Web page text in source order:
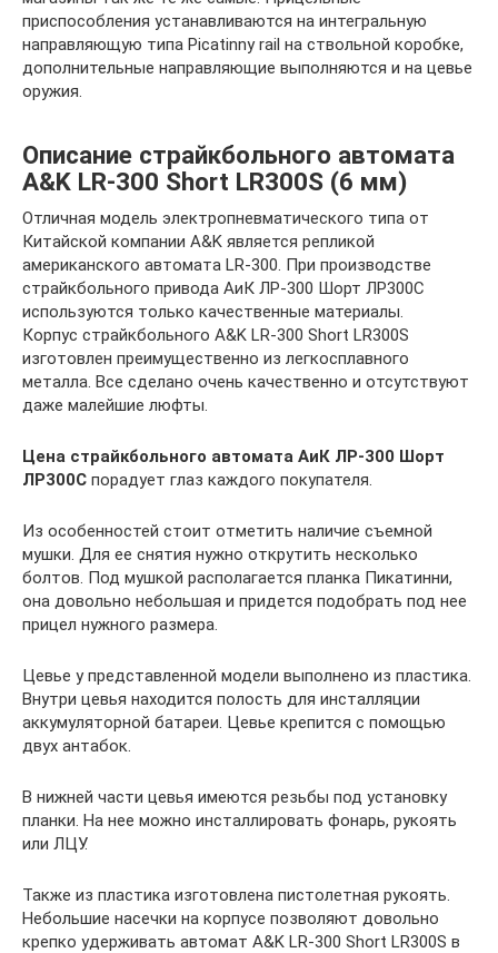
приспособления устанавливаются на интегральную
направляющую типа Picatinny rail на ствольной коробке,
дополнительные направляющие выполняются и на цевье
оружия.
Описание страйкбольного автомата
A&K LR-300 Short LR300S (6 мм)
Отличная модель электропневматического типа от
Китайской компании A&K является репликой
американского автомата LR-300. При производстве
страйкбольного привода АиК ЛР-300 Шорт ЛР300С
используются только качественные материалы.
Корпус страйкбольного A&K LR-300 Short LR300S
изготовлен преимущественно из легкосплавного
металла. Все сделано очень качественно и отсутствуют
даже малейшие люфты.
Цена страйкбольного автомата АиК ЛР-300 Шорт
ЛР300С порадует глаз каждого покупателя.
Из особенностей стоит отметить наличие съемной
мушки. Для ее снятия нужно открутить несколько
болтов. Под мушкой располагается планка Пикатинни,
она довольно небольшая и придется подобрать под нее
прицел нужного размера.
Цевье у представленной модели выполнено из пластика.
Внутри цевья находится полость для инсталляции
аккумуляторной батареи. Цевье крепится с помощью
двух антабок.
В нижней части цевья имеются резьбы под установку
планки. На нее можно инсталлировать фонарь, рукоять
или ЛЦУ.
Также из пластика изготовлена пистолетная рукоять.
Небольшие насечки на корпусе позволяют довольно
крепко удерживать автомат A&K LR-300 Short LR300S в